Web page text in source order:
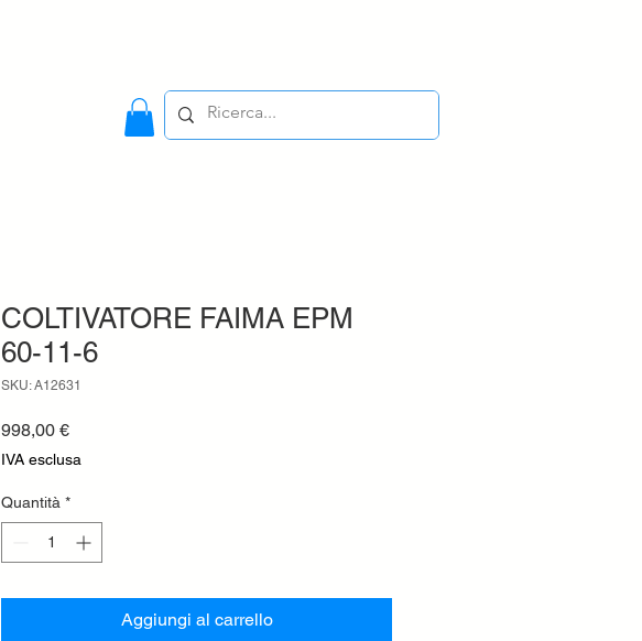
COLTIVATORE FAIMA EPM
60-11-6
SKU: A12631
998,00 €Prezzo
IVA esclusa
Quantità *
Aggiungi al carrello